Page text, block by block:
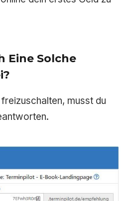
Eine Solche
musst du